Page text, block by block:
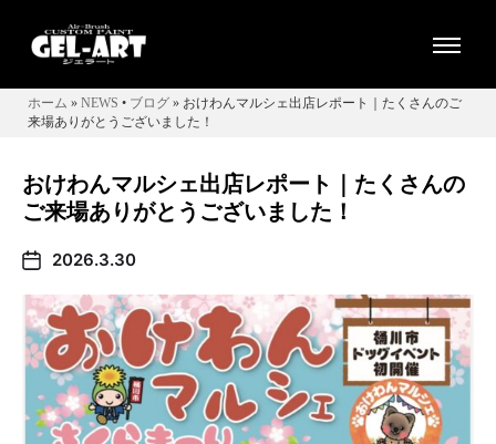
ホーム » NEWS • ブログ » おけわんマルシェ出店レポート｜たくさんのご
来場ありがとうございました！
おけわんマルシェ出店レポート｜たくさんの
ご来場ありがとうございました！
2026.3.30